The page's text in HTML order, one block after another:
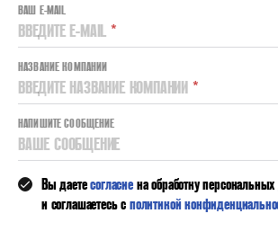
ВАШ E-MAIL
ВВЕДИТЕ E-MAIL *
НАЗВАНИЕ КОМПАНИИ
ВВЕДИТЕ НАЗВАНИЕ КОМПАНИИ *
НАПИШИТЕ СООБЩЕНИЕ
ВАШЕ СООБЩЕНИЕ
Вы даетесогласиена обработку
и соглашаетесь сполитикой